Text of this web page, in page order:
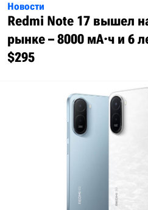
Новости
Redmi Note 17 вышел
рынке – 8000 мА·ч и 6
$295